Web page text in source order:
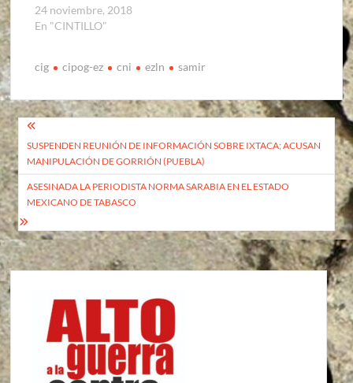
Hermanos y hermanas
del digno pueblo
barrios que
Congreso Nacional
Indígena, el Concejo
el EZLN abrazamos
solidariamente la
familia del compañero…
24 noviembre, 2018
En "CINTILLO"
cig cipog-ez cni ezln samir
Navegación
de
entradas
SUSPENDEN REUNIÓN DE INFORMACIÓN SOBRE IXTACA; ACUSAN
MANIPULACIÓN DE GORRIÓN (PUEBLA)
ASESINADA LA PERIODISTA NORMA SARABIA EN EL ESTADO
MEXICANO DE TABASCO